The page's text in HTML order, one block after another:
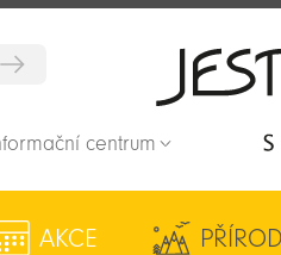
centrum
AKCE